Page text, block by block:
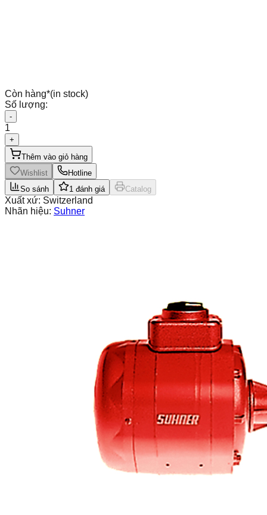
Còn hàng*(in stock)
Số lượng:
-
1
+
Thêm vào giỏ hàng
Wishlist
Hotline
So sánh
1 đánh giá Catalog
Xuất xứ: Switzerland
Nhãn hiệu: Suhner